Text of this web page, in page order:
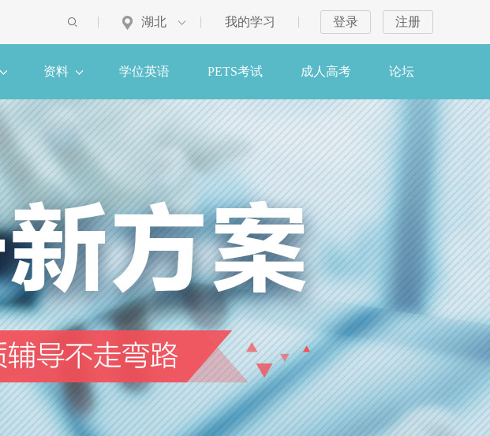
注册
登录
我的学习
湖北
资料 学位英语 PETS考试 成人高考 论坛